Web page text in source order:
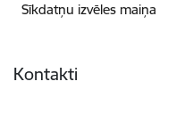
Sīkdatņu izvēles maiņa
Kontakti